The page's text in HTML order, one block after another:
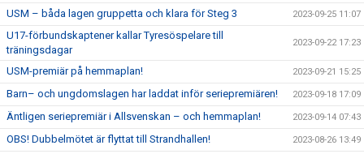
USM – båda lagen gruppetta och klara för Steg 3 2023-09-25 11:07
U17-förbundskaptener kallar Tyresöspelare till
träningsdagar
2023-09-22 17:23
USM-premiär på hemmaplan! 2023-09-21 15:25
Barn– och ungdomslagen har laddat inför seriepremiären! 2023-09-18 17:09
Äntligen seriepremiär i Allsvenskan – och hemmaplan! 2023-09-14 07:43
OBS! Dubbelmötet är flyttat till Strandhallen! 2023-08-26 13:49